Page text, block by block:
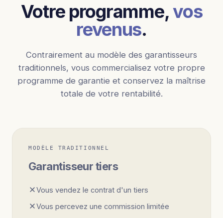
Votre programme,vos
revenus.
Contrairement au modèle des garantisseurs
traditionnels, vous commercialisez votre propre
programme de garantie et conservez la maîtrise
totale de votre rentabilité.
MODÈLE TRADITIONNEL
Garantisseur tiers
Vous vendez le contrat d'un tiers
Vous percevez une commission limitée